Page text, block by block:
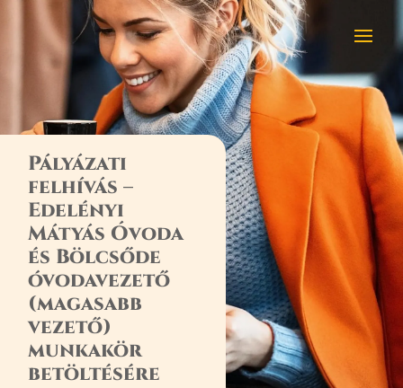
Pályázati
felhívás –
Edelényi
Mátyás Óvoda
és Bölcsőde
óvodavezető
(magasabb
vezető)
munkakör
betöltésére